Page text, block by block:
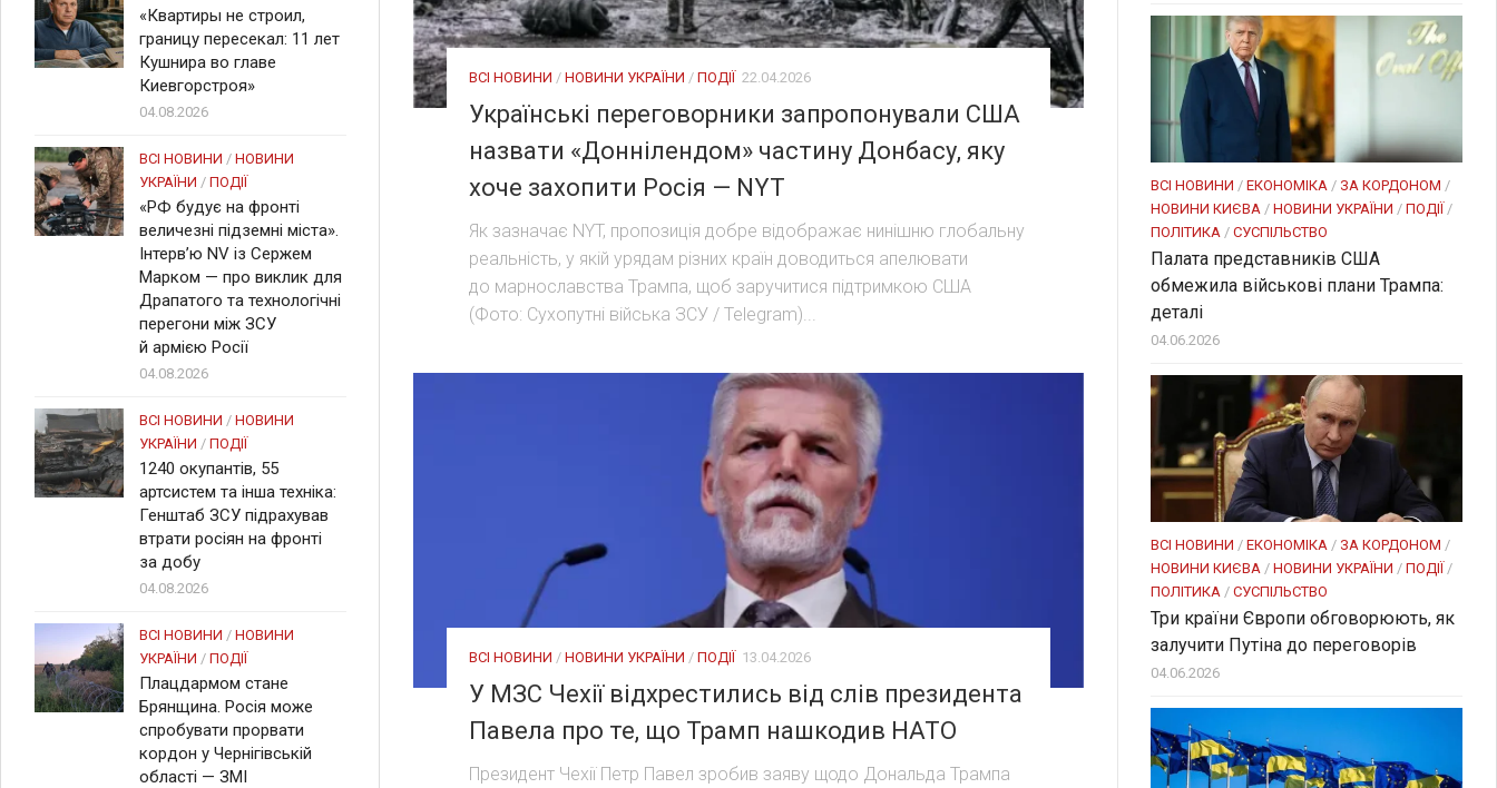
ВСІ НОВИНИ / НОВИНИ УКРАЇНИ / ПОДІЇ 22.04.2026
Українські переговорники запропонували США
назвати «Доннілендом» частину Донбасу, яку
хоче захопити Росія — NYT
Як зазначає NYT, пропозиція добре відображає нинішню глобальну
реальність, у якій урядам різних країн доводиться апелювати
до марнославства Трампа, щоб заручитися підтримкою США
(Фото: Сухопутні війська ЗСУ / Telegram)...
ВСІ НОВИНИ / НОВИНИ УКРАЇНИ / ПОДІЇ 13.04.2026
У МЗС Чехії відхрестились від слів президента
Павела про те, що Трамп нашкодив НАТО
Президент Чехії Петр Павел зробив заяву щодо Дональда Трампа
«Квартиры не строил,
границу пересекал: 11 лет
Кушнира во главе
Киевгорстроя»
04.08.2026
ВСІ НОВИНИ / НОВИНИ
УКРАЇНИ / ПОДІЇ
«РФ будує на фронті
величезні підземні міста».
Інтерв’ю NV із Сержем
Марком — про виклик для
Драпатого та технологічні
перегони між ЗСУ
й армією Росії
04.08.2026
ВСІ НОВИНИ / НОВИНИ
УКРАЇНИ / ПОДІЇ
1240 окупантів, 55
артсистем та інша техніка:
Генштаб ЗСУ підрахував
втрати росіян на фронті
за добу
04.08.2026
ВСІ НОВИНИ / НОВИНИ
УКРАЇНИ / ПОДІЇ
Плацдармом стане
Брянщина. Росія може
спробувати прорвати
кордон у Чернігівській
області — ЗМІ
ВСІ НОВИНИ / ЕКОНОМІКА / ЗА КОРДОНОМ /
НОВИНИ КИЄВА / НОВИНИ УКРАЇНИ / ПОДІЇ/
ПОЛІТИКА / СУСПІЛЬСТВО
Палата представників США
обмежила військові плани Трампа:
деталі
04.06.2026
ВСІ НОВИНИ / ЕКОНОМІКА / ЗА КОРДОНОМ /
НОВИНИ КИЄВА / НОВИНИ УКРАЇНИ / ПОДІЇ/
ПОЛІТИКА / СУСПІЛЬСТВО
Три країни Європи обговорюють, як
залучити Путіна до переговорів
04.06.2026